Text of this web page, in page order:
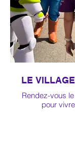
LE
Rendez-vous
pour